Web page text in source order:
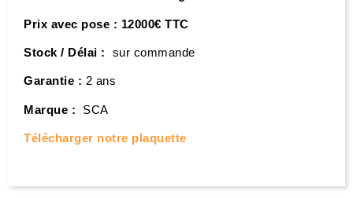
Prix avec pose : 12000€ TTC
Stock / Délai : sur commande
Garantie : 2 ans
Marque : SCA
Télécharger notre plaquette